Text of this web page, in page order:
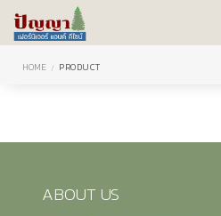
HOME PRODUCT
ABOUT US